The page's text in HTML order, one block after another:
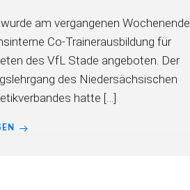
am vergangenen Wochenende
Co-Trainerausbildung für
des VfL Stade angeboten. Der
des Niedersächsischen
hatte […]